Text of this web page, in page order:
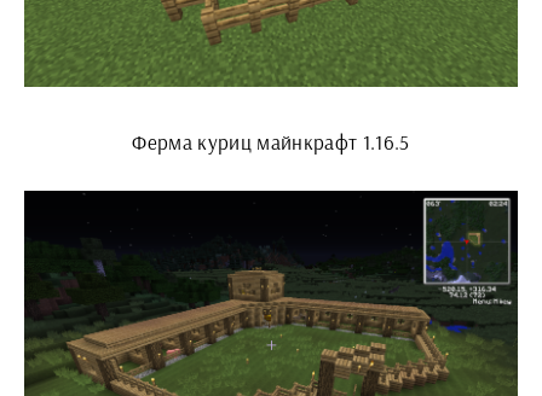
Ферма куриц майнкрафт 1.16.5